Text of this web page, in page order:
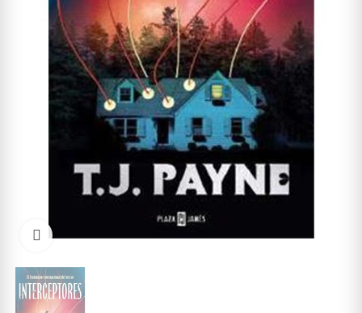
Click to enlarge